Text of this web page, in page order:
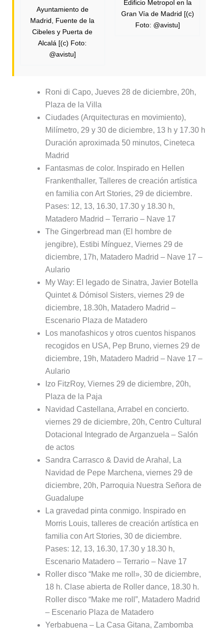
Ayuntamiento de
Madrid, Fuente de la
Cibeles y Puerta de
Alcalá [(c) Foto:
@avistu]
Edificio Metropol en la
Gran Vía de Madrid [(c)
Foto: @avistu]
Roni di Capo, Jueves 28 de diciembre, 20h,
Plaza de la Villa
Ciudades (Arquitecturas en movimiento),
Milímetro, 29 y 30 de diciembre, 13 h y 17.30 h
Duración aproximada 50 minutos, Cineteca
Madrid
Fantasmas de color. Inspirado en Hellen
Frankenthaller, Talleres de creación artística
en familia con Art Stories, 29 de diciembre.
Pases: 12, 13, 16.30, 17.30 y 18.30 h,
Matadero Madrid – Terrario – Nave 17
The Gingerbread man (El hombre de
jengibre), Estibi Mínguez, Viernes 29 de
diciembre, 17h, Matadero Madrid – Nave 17 –
Aulario
My Way: El legado de Sinatra, Javier Botella
Quintet & Dómisol Sisters, viernes 29 de
diciembre, 18.30h, Matadero Madrid –
Escenario Plaza de Matadero
Los manofashicos y otros cuentos hispanos
recogidos en USA, Pep Bruno, viernes 29 de
diciembre, 19h, Matadero Madrid – Nave 17 –
Aulario
Izo FitzRoy, Viernes 29 de diciembre, 20h,
Plaza de la Paja
Navidad Castellana, Arrabel en concierto.
viernes 29 de diciembre, 20h, Centro Cultural
Dotacional Integrado de Arganzuela – Salón
de actos
Sandra Carrasco & David de Arahal, La
Navidad de Pepe Marchena, viernes 29 de
diciembre, 20h, Parroquia Nuestra Señora de
Guadalupe
La gravedad pinta conmigo. Inspirado en
Morris Louis, talleres de creación artística en
familia con Art Stories, 30 de diciembre.
Pases: 12, 13, 16.30, 17.30 y 18.30 h,
Escenario Matadero – Terrario – Nave 17
Roller disco “Make me roll», 30 de diciembre,
18 h. Clase abierta de Roller dance, 18.30 h.
Roller disco “Make me roll”, Matadero Madrid
– Escenario Plaza de Matadero
Yerbabuena – La Casa Gitana, Zambomba